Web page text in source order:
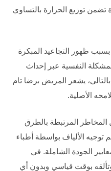
تضمن توزيع الحرارة بالتساوي
ظهور التجاعيد المبكرة
النفسية عبر إحداث
يشعر المريض برضا تام
الأصلية.
المخاطر المرتبطة بالطرق
توجيه الألياف بواسطة أطباء
الجودة الشاملة. في
وتألقه بوقت قياسي وبدون أي